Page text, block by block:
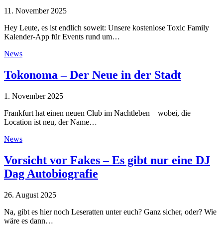
11. November 2025
Hey Leute, es ist endlich soweit: Unsere kostenlose Toxic Family
Kalender-App für Events rund um…
News
Tokonoma – Der Neue in der Stadt
1. November 2025
Frankfurt hat einen neuen Club im Nachtleben – wobei, die
Location ist neu, der Name…
News
Vorsicht vor Fakes – Es gibt nur eine DJ
Dag Autobiografie
26. August 2025
Na, gibt es hier noch Leseratten unter euch? Ganz sicher, oder? Wie
wäre es dann…